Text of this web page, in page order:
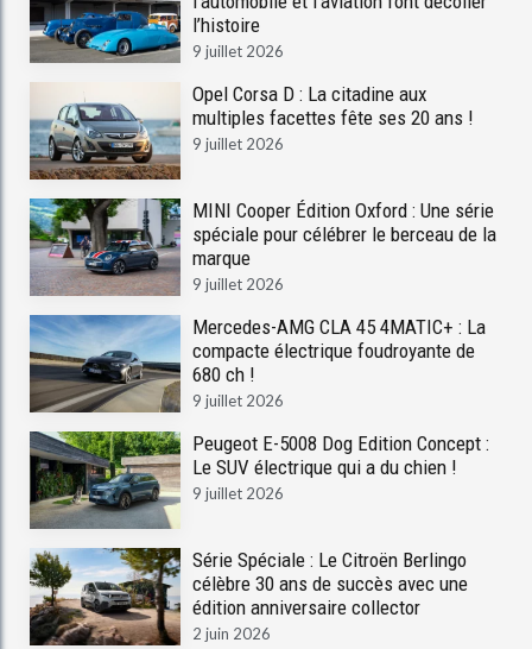
l’histoire
9 juillet 2026
Opel Corsa D : La citadine aux
multiples facettes fête ses 20 ans !
9 juillet 2026
MINI Cooper Édition Oxford : Une série
spéciale pour célébrer le berceau de la
marque
9 juillet 2026
Mercedes-AMG CLA 45 4MATIC+ : La
compacte électrique foudroyante de
680 ch !
9 juillet 2026
Peugeot E-5008 Dog Edition Concept :
Le SUV électrique qui a du chien !
9 juillet 2026
Série Spéciale : Le Citroën Berlingo
célèbre 30 ans de succès avec une
édition anniversaire collector
2 juin 2026